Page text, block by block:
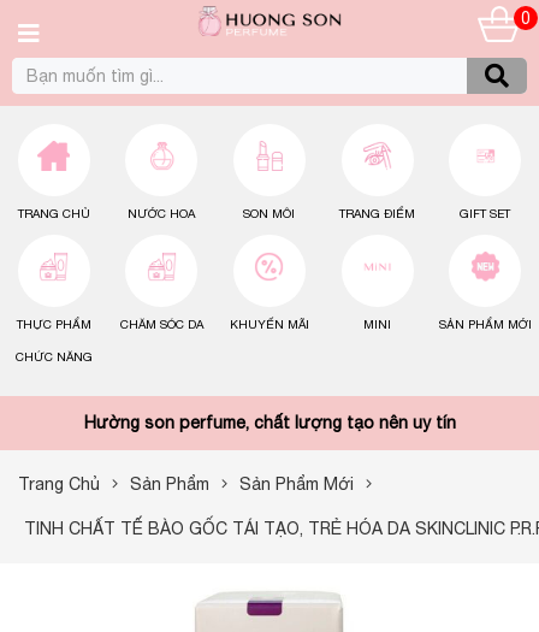
0
TRANG CHỦ NƯỚC HOA SON MÔI TRANG ĐIỂM GIFT SET
THỰC PHẨM
CHỨC NĂNG
CHĂM SÓC DA KHUYẾN MÃI MINI SẢN PHẨM MỚI
Hường son perfume, chất lượng tạo nên uy tín
Trang Chủ Sản Phẩm Sản Phẩm Mới
TINH CHẤT TẾ BÀO GỐC TÁI TẠO, TRẺ HÓA DA SKINCLINIC